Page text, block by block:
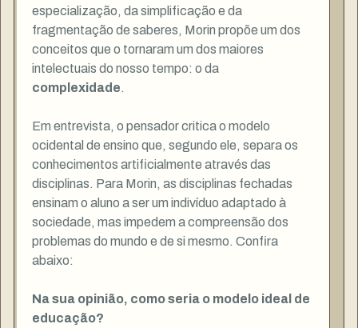
especialização, da simplificação e da
fragmentação de saberes, Morin propõe um dos
conceitos que o tornaram um dos maiores
intelectuais do nosso tempo: o da
complexidade.
Em entrevista, o pensador critica o modelo
ocidental de ensino que, segundo ele, separa os
conhecimentos artificialmente através das
disciplinas. Para Morin, as disciplinas fechadas
ensinam o aluno a ser um indivíduo adaptado à
sociedade, mas impedem a compreensão dos
problemas do mundo e de si mesmo. Confira
abaixo:
Na sua opinião, como seria o modelo ideal de
educação?